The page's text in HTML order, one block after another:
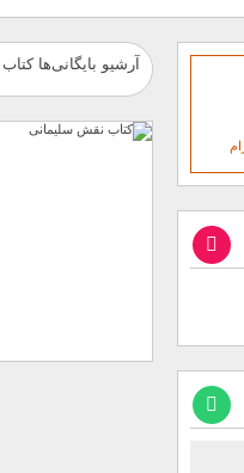
آرشیو بایگانی‌ها